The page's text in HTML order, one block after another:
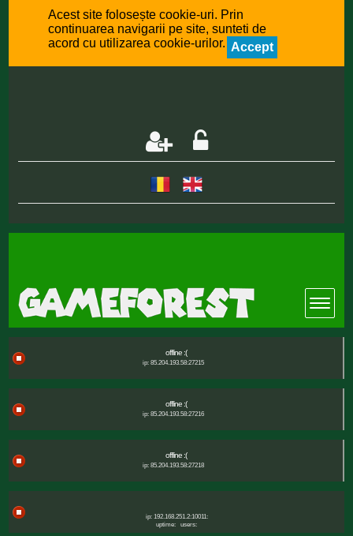
Acest site folosește cookie-uri. Prin
continuarea navigarii pe site, sunteti de
acord cu utilizarea cookie-urilor. Accept
offline :(
ip: 85.204.193.58:27215
offline :(
ip: 85.204.193.58:27216
offline :(
ip: 85.204.193.58:27218
ip: 192.168.251.2:10011:
uptime:
users: